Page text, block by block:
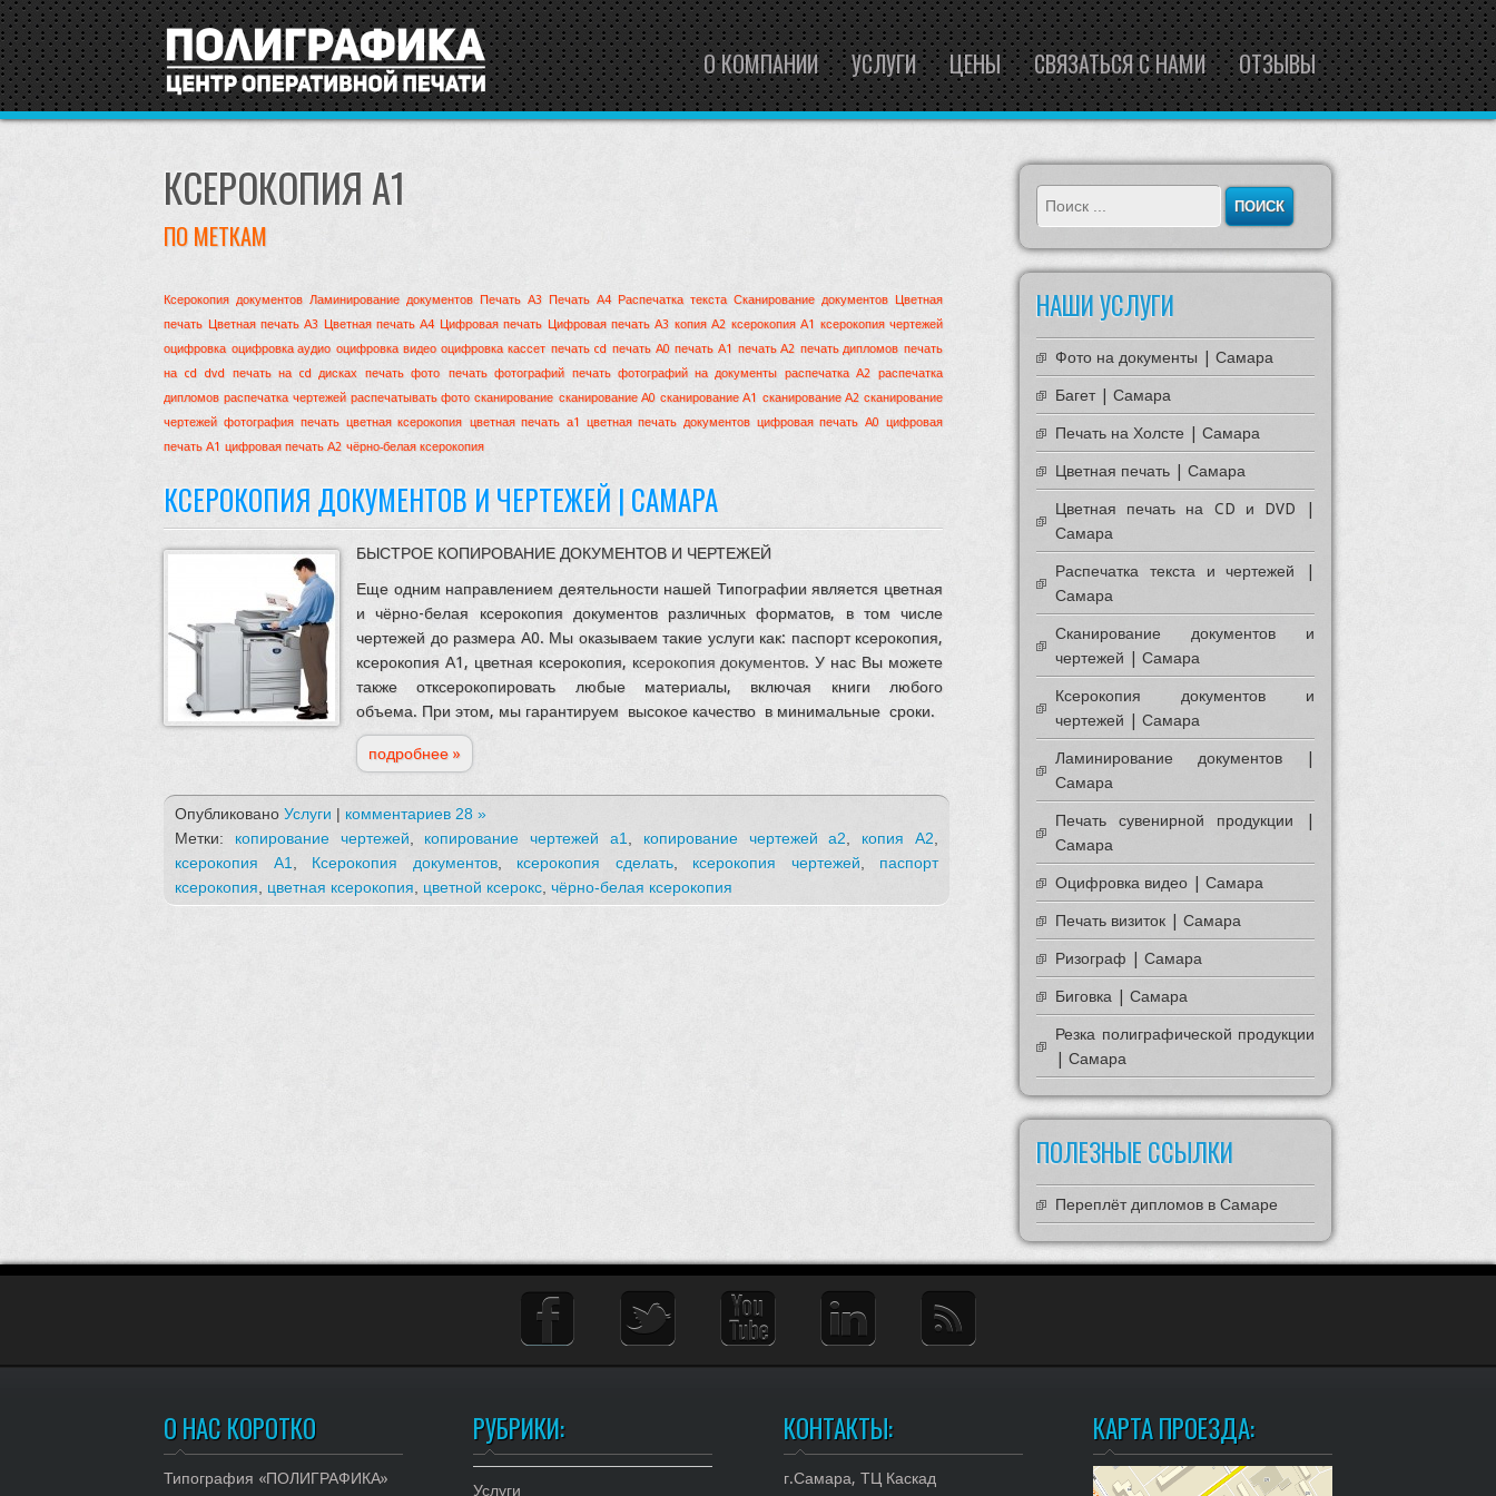
О КОМПАНИИ УСЛУГИ ЦЕНЫ СВЯЗАТЬСЯ С НАМИ ОТЗЫВЫ
КСЕРОКОПИЯ А1
ПО МЕТКАМ
Ксерокопия документов Ламинирование документов Печать А3 Печать А4 Распечатка текста Сканирование документов Цветная
печать Цветная печать А3 Цветная печать А4 Цифровая печать Цифровая печать А3 копия А2 ксерокопия А1 ксерокопия чертежей
оцифровка оцифровка аудио оцифровка видео оцифровка кассет печать cd печать А0 печать А1 печать А2 печать дипломов печать
на cd dvd печать на cd дисках печать фото печать фотографий печать фотографий на документы распечатка А2 распечатка
дипломов распечатка чертежей распечатывать фото сканирование сканирование А0 сканирование А1 сканирование А2 сканирование
чертежей фотография печать цветная ксерокопия цветная печать а1 цветная печать документов цифровая печать А0 цифровая
печать А1 цифровая печать А2 чёрно-белая ксерокопия
КСЕРОКОПИЯ ДОКУМЕНТОВ И ЧЕРТЕЖЕЙ | САМАРА
БЫСТРОЕ КОПИРОВАНИЕ ДОКУМЕНТОВ И ЧЕРТЕЖЕЙ
Еще одним направлением деятельности нашей Типографии является цветная
и чёрно-белая ксерокопия документов различных форматов, в том числе
чертежей до размера А0. Мы оказываем такие услуги как: паспорт ксерокопия,
ксерокопия А1, цветная ксерокопия, ксерокопия документов.У нас Вы можете
также отксерокопировать любые материалы, включая книги любого
объема. При этом, мы гарантируем высокое качество в минимальные сроки.
подробнее »
Опубликовано Услуги | комментариев 28 »
Метки: копирование чертежей копирование чертежей а1 копирование чертежей а2 копия А2
ксерокопия А1
Ксерокопия документов, ксерокопия сделать, ксерокопия чертежей
паспорт
ксерокопия
цветная ксерокопия цветной ксерокс чёрно-белая ксерокопия
НАШИ УСЛУГИ
Фото на документы | Самара
Багет | Самара
Печать на Холсте | Самара
Цветная печать | Самара
Цветная печать на CD и DVD |
Самара
Распечатка текста и чертежей |
Самара
Сканирование документов и
чертежей | Самара
Ксерокопия документов и
чертежей | Самара
Ламинирование документов |
Самара
Печать сувенирной продукции |
Самара
Оцифровка видео | Самара
Печать визиток | Самара
Ризограф | Самара
Биговка | Самара
Резка полиграфической продукции
| Самара
ПОЛЕЗНЫЕ ССЫЛКИ
Переплёт дипломов в Самаре
О НАС КОРОТКО
Типография «ПОЛИГРАФИКА»
РУБРИКИ:
Услуги
КОНТАКТЫ:
г.Самара, ТЦ Каскад
КАРТА ПРОЕЗДА: